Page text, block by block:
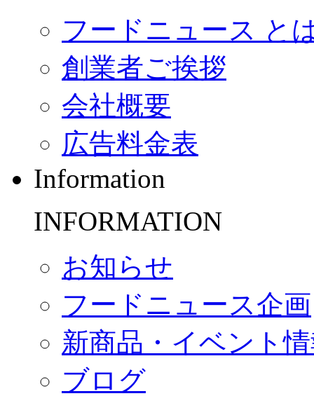
フードニュース と
創業者ご挨拶
会社概要
広告料金表
Information
INFORMATION
お知らせ
フードニュース企画
新商品・イベント
ブログ